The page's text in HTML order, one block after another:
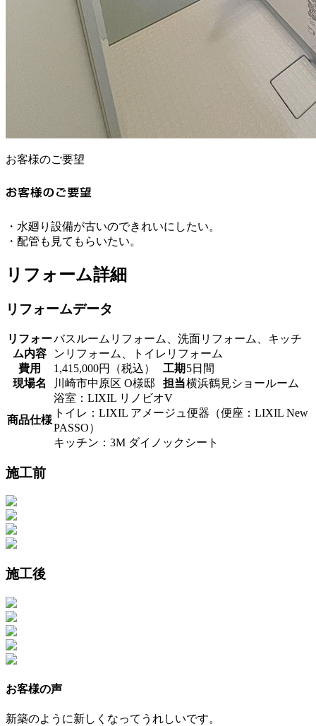
お客様のご要望
・水廻り設備が古いのできれいにしたい。
・配管も見てもらいたい。
リフォーム詳細
リフォームデータ
リフォー
ム内容
バスルームリフォーム、洗面リフォーム、キッチ
ンリフォーム、トイレリフォーム
費用
1,415,000円（税込） 工期 5日間
現場名
川崎市中原区 O様邸 担当横浜鶴見ショールーム
商品仕様
浴室：LIXIL リノビオV
トイレ：LIXIL アメージュ便器（便座：LIXIL New
PASSO）
キッチン：3M ダイノックシート
施工前
施工後
お客様の声
新築のように新しくなってうれしいです。